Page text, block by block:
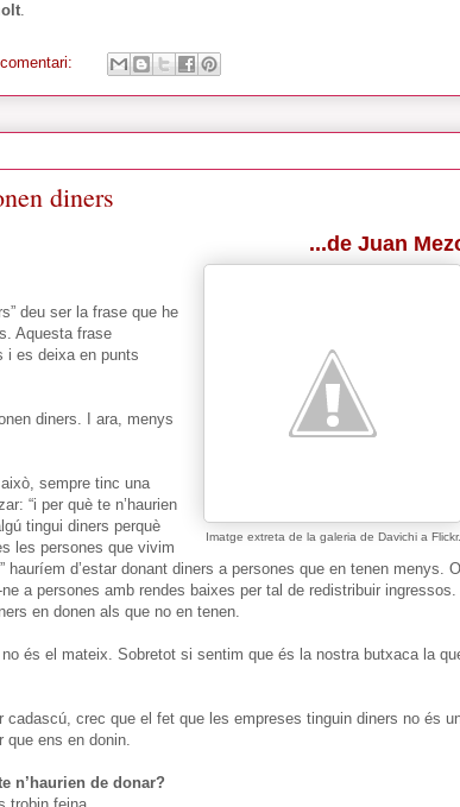
.
diners
...de Juan
Imatge extreta de la galeria de Davichi a Flickr.
deu ser la frase que he
Aquesta frase
i es deixa en punts
diners. I ara, menys
sempre tinc una
“i per què te n’haurien
tingui diners perquè
les persones que vivim
hauríem d’estar donant diners a persones que en tenen menys. O
a persones amb rendes baixes per tal de redistribuir ingressos.
en donen als que no en tenen.
és el mateix. Sobretot si sentim que és la nostra butxaca la
cadascú, crec que el fet que les empreses tinguin diners no és
que ens en donin.
n’haurien de donar?